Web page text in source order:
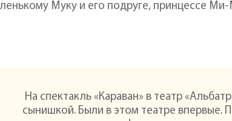
Муку и его подруге, принцессе
На спектакль «Караван» в театр
сынишкой. Были в этом театре впервые.